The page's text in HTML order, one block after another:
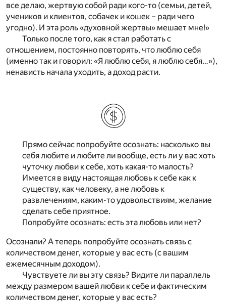
все делаю, жертвую собой ради кого-то (семьи, детей,
учеников и клиентов, собачек и кошек – ради чего
угодно). И эта роль «духовной жертвы» мешает мне!»
Только после того, как я стал работать с
отношением, постоянно повторять, что люблю себя
(именно так и говорил: «Я люблю себя, я люблю себя…»),
ненависть начала уходить, а доход расти.
Прямо сейчас попробуйте осознать: насколько вы
себя любите и любите ли вообще, есть ли у вас хоть
чуточку любви к себе, хоть какая-то малость?
Имеется в виду настоящая любовь к себе как к
существу, как человеку, а не любовь к
развлечениям, каким-то удовольствиям, желание
сделать себе приятное.
Попробуйте осознать: есть эта любовь или нет?
Осознали? А теперь попробуйте осознать связь с
количеством денег, которые у вас есть (с вашим
ежемесячным доходом).
Чувствуете ли вы эту связь? Видите ли параллель
между размером вашей любви к себе и фактическим
количеством денег, которые у вас есть?